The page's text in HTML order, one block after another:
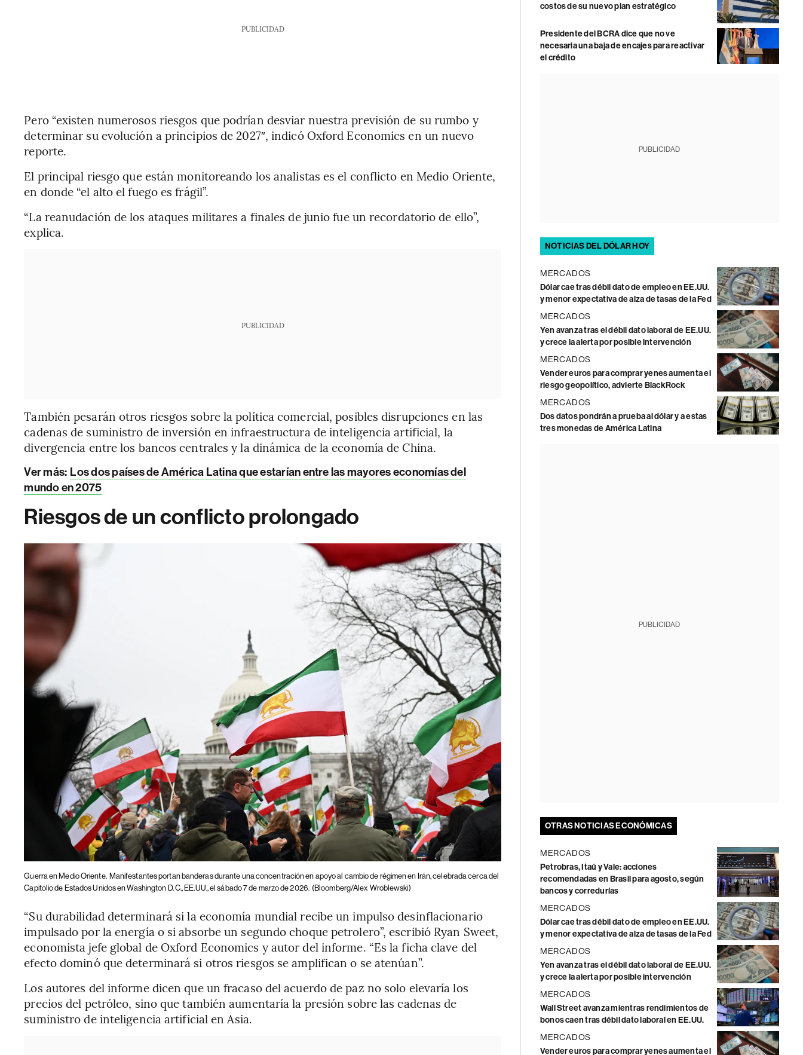
PUBLICIDAD
Pero “existen numerosos riesgos que podrían desviar nuestra previsión de su rumbo y
determinar su evolución a principios de 2027″, indicó Oxford Economics en un nuevo
reporte.
El principal riesgo que están monitoreando los analistas es el conflicto en Medio Oriente,
en donde “el alto el fuego es frágil”.
“La reanudación de los ataques militares a finales de junio fue un recordatorio de ello”,
explica.
PUBLICIDAD
También pesarán otros riesgos sobre la política comercial, posibles disrupciones en las
cadenas de suministro de inversión en infraestructura de inteligencia artificial, la
divergencia entre los bancos centrales y la dinámica de la economía de China.
Ver más: Los dos países de América Latina que estarían entre las mayores economías del
mundo en 2075
Riesgos de un conflicto prolongado
Guerra en Medio Oriente. Manifestantes portan banderas durante una concentración en apoyo al cambio de régimen en Irán, celebrada cerca del
Capitolio de Estados Unidos en Washington D. C., EE.UU., el sábado 7 de marzo de 2026. (Bloomberg/Alex Wroblewski)
“Su durabilidad determinará si la economía mundial recibe un impulso desinflacionario
impulsado por la energía o si absorbe un segundo choque petrolero”, escribió Ryan Sweet,
economista jefe global de Oxford Economics y autor del informe. “Es la ficha clave del
efecto dominó que determinará si otros riesgos se amplifican o se atenúan”.
Los autores del informe dicen que un fracaso del acuerdo de paz no solo elevaría los
precios del petróleo, sino que también aumentaría la presión sobre las cadenas de
suministro de inteligencia artificial en Asia.
costos de su nuevo plan estratégico
Presidente del BCRA dice que no ve
necesaria una baja de encajes para reactivar
el crédito
PUBLICIDAD
NOTICIAS DEL DÓLAR HOY
MERCADOS
Dólar cae tras débil dato de empleo en EE.UU.
y menor expectativa de alza de tasas de la Fed
MERCADOS
Yen avanza tras el débil dato laboral de EE.UU.
y crece la alerta por posible intervención
MERCADOS
Vender euros para comprar yenes aumenta el
riesgo geopolítico, advierte BlackRock
MERCADOS
Dos datos pondrán a prueba al dólar y a estas
tres monedas de América Latina
PUBLICIDAD
OTRAS NOTICIAS ECONÓMICAS
MERCADOS
Petrobras, Itaú y Vale: acciones
recomendadas en Brasil para agosto, según
bancos y corredurías
MERCADOS
Dólar cae tras débil dato de empleo en EE.UU.
y menor expectativa de alza de tasas de la Fed
MERCADOS
Yen avanza tras el débil dato laboral de EE.UU.
y crece la alerta por posible intervención
MERCADOS
Wall Street avanza mientras rendimientos de
bonos caen tras débil dato laboral en EE.UU.
MERCADOS
Vender euros para comprar yenes aumenta el